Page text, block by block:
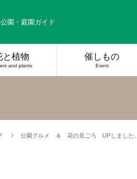
園・庭園ガイド
と植物
and plants
催しもの
Event
公園グルメ ＆ 花の見ごろ UPしました。